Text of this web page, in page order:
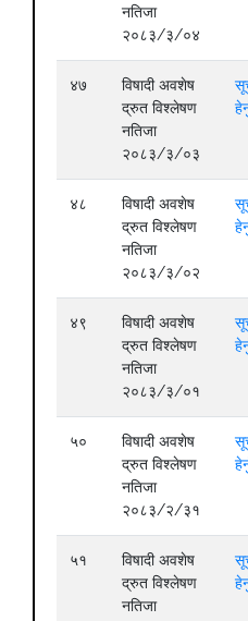
नतिजा
२०८३/३/०४
४७
विषादी अवशेष
द्रुत विश्लेषण
नतिजा
२०८३/३/०३
४८
विषादी अवशेष
द्रुत विश्लेषण
नतिजा
२०८३/३/०२
४९
विषादी अवशेष
द्रुत विश्लेषण
नतिजा
२०८३/३/०१
५०
विषादी अवशेष
द्रुत विश्लेषण
नतिजा
२०८३/२/३१
५१
विषादी अवशेष
द्रुत विश्लेषण
नतिजा